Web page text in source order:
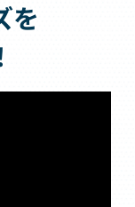
を